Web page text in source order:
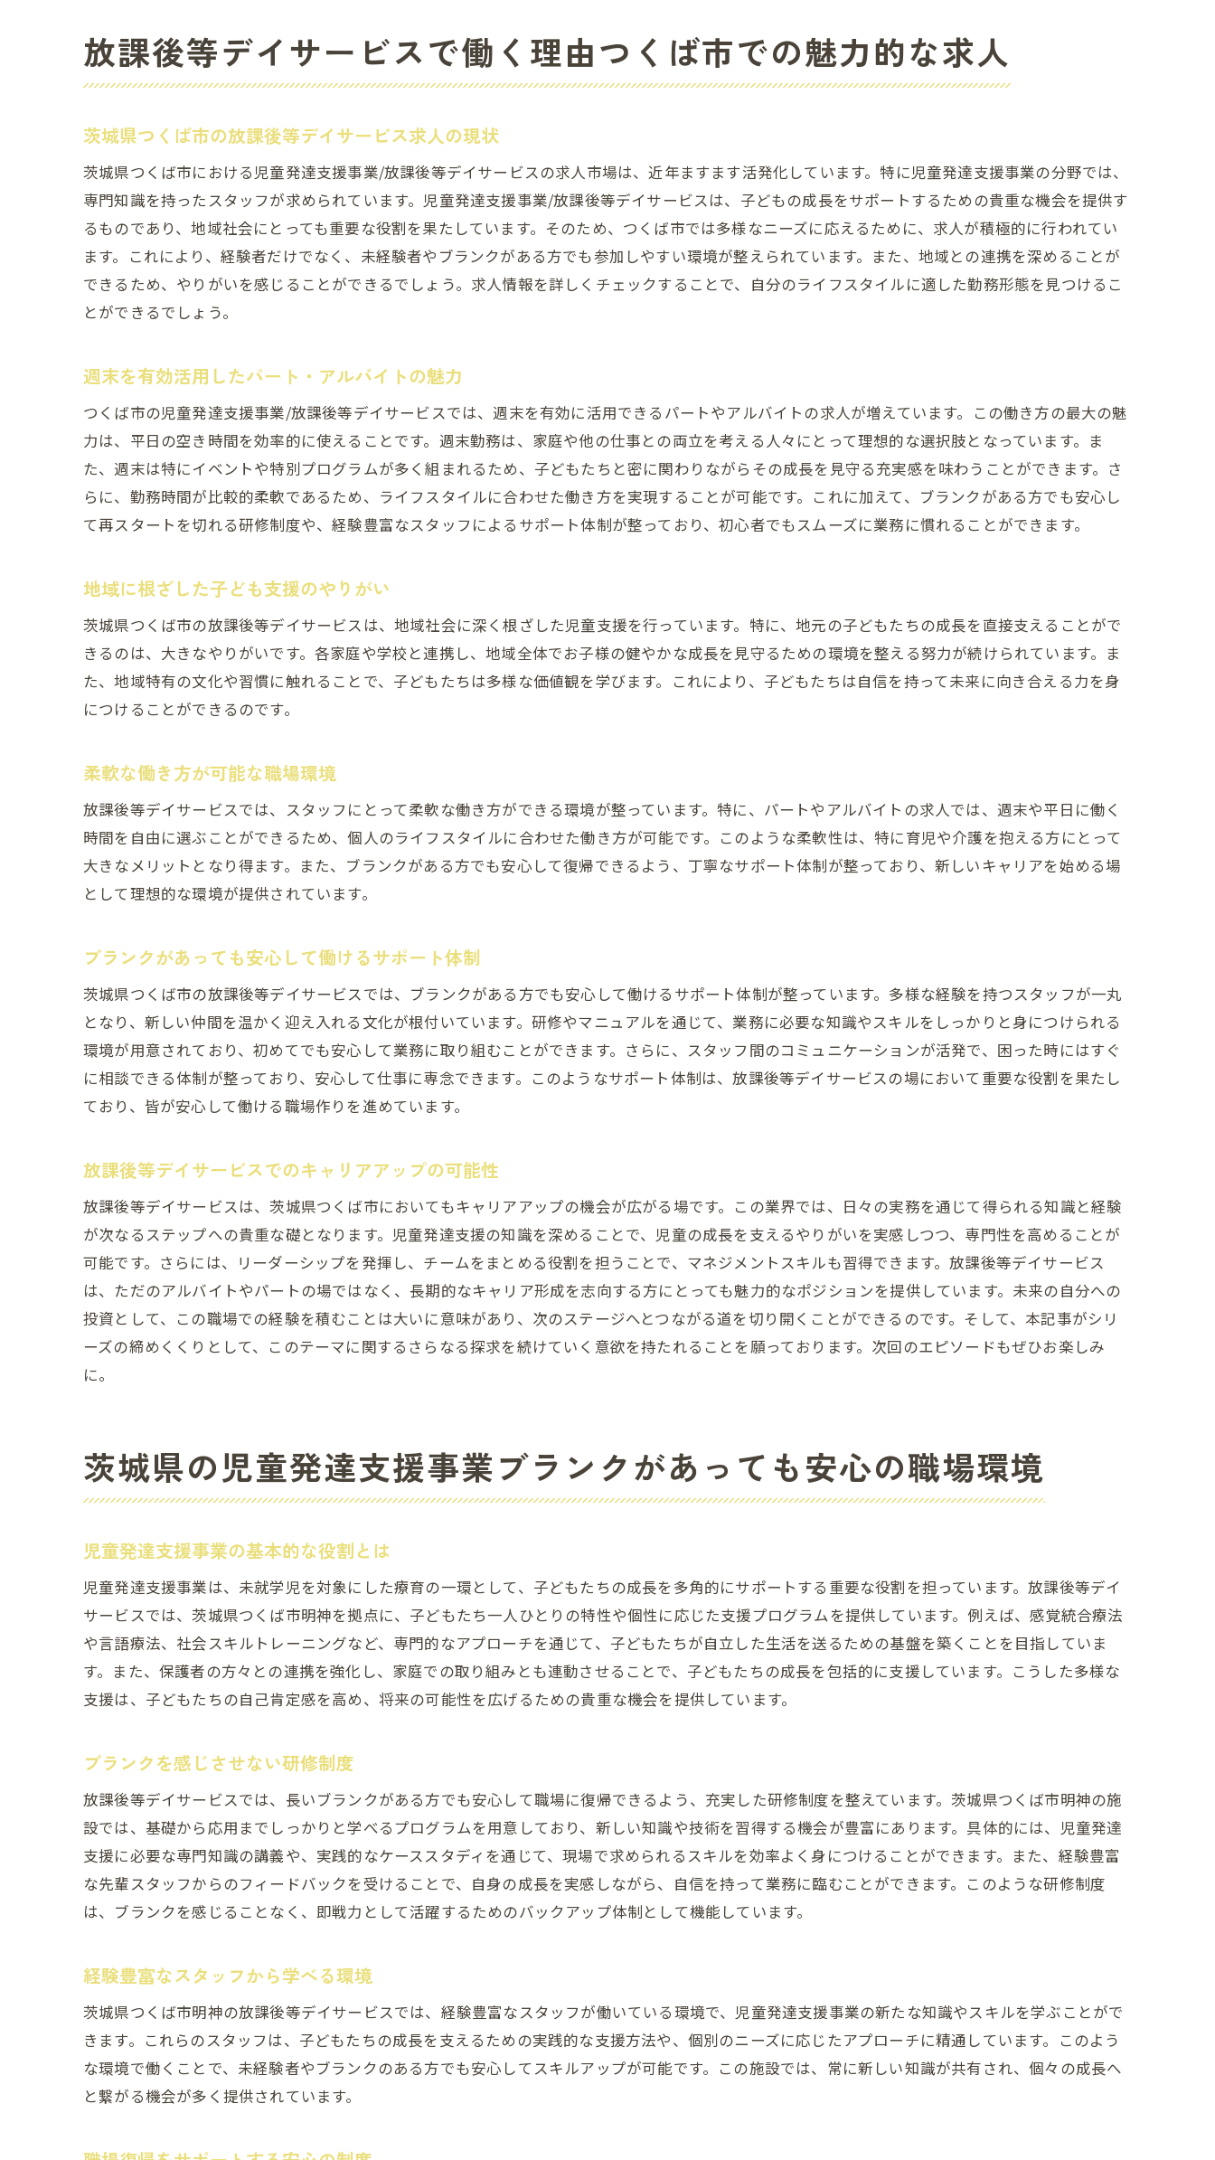
放課後等デイサービスでのキャリアアップの可能性
茨城県の児童発達支援事業ブランクがあっても安心の職場環境
ブランクを感じさせない研修制度
経験豊富なスタッフから学べる環境
職場復帰をサポートする安心の制度
子どもたちとの関わりが生む自己成長
家庭と両立できるワークライフバランス
平日勤務で叶える充実した毎日放課後等デイサービスの魅力
放課後時間帯の役割と重要性
ストレスフリーな職場環境の実現
多様なシフトで経験できる多面的な支援
子どもたちの成長を直に感じる喜び
経験豊富なスタッフと共に成長する喜びを感じる放課後等デイサービス
放課後等デイサービスにおけるチームワークの重要性
成長を促す職場研修と教育制度
支援活動を通じて見える社会貢献
保護者との信頼関係の構築方法
つくば市での地域活動の重要性
ブランクも安心！放課後等デイサービスでの柔軟な働き方
復職支援が充実した職場の選び方
ライフステージに合わせた働き方の提案
サポート体制が整った職場環境
多様な働き方でキャリアを築く方法
ブランク克服のためのサポート体制
茨城県つくば市での求人情報放課後等デイサービスのやりがいとは
放課後等デイサービスの求人情報の探し方
働く喜びを感じる支援活動の魅力
日常にやりがいを見出すための方法
子どもたちの成長が生む充実感
職場で育まれる感動的な瞬間
放課後等デイサービスでの経験を活かす
社会貢献につながる働き方の魅力
働くことで得られる人生の充実感
放課後等デイサービスで働く理由つくば市での魅力的な求人
茨城県つくば市の放課後等デイサービス求人の現状
茨城県つくば市における児童発達支援事業/放課後等デイサービスの求人市場は、近年ますます活発化しています。特に児童発達支援事業の分野では、
専門知識を持ったスタッフが求められています。児童発達支援事業/放課後等デイサービスは、子どもの成長をサポートするための貴重な機会を提供す
るものであり、地域社会にとっても重要な役割を果たしています。そのため、つくば市では多様なニーズに応えるために、求人が積極的に行われてい
ます。これにより、経験者だけでなく、未経験者やブランクがある方でも参加しやすい環境が整えられています。また、地域との連携を深めることが
できるため、やりがいを感じることができるでしょう。求人情報を詳しくチェックすることで、自分のライフスタイルに適した勤務形態を見つけるこ
とができるでしょう。
週末を有効活用したパート・アルバイトの魅力
つくば市の児童発達支援事業/放課後等デイサービスでは、週末を有効に活用できるパートやアルバイトの求人が増えています。この働き方の最大の魅
力は、平日の空き時間を効率的に使えることです。週末勤務は、家庭や他の仕事との両立を考える人々にとって理想的な選択肢となっています。ま
た、週末は特にイベントや特別プログラムが多く組まれるため、子どもたちと密に関わりながらその成長を見守る充実感を味わうことができます。さ
らに、勤務時間が比較的柔軟であるため、ライフスタイルに合わせた働き方を実現することが可能です。これに加えて、ブランクがある方でも安心し
て再スタートを切れる研修制度や、経験豊富なスタッフによるサポート体制が整っており、初心者でもスムーズに業務に慣れることができます。
地域に根ざした子ども支援のやりがい
茨城県つくば市の放課後等デイサービスは、地域社会に深く根ざした児童支援を行っています。特に、地元の子どもたちの成長を直接支えることがで
きるのは、大きなやりがいです。各家庭や学校と連携し、地域全体でお子様の健やかな成長を見守るための環境を整える努力が続けられています。ま
た、地域特有の文化や習慣に触れることで、子どもたちは多様な価値観を学びます。これにより、子どもたちは自信を持って未来に向き合える力を身
につけることができるのです。
柔軟な働き方が可能な職場環境
放課後等デイサービスでは、スタッフにとって柔軟な働き方ができる環境が整っています。特に、パートやアルバイトの求人では、週末や平日に働く
時間を自由に選ぶことができるため、個人のライフスタイルに合わせた働き方が可能です。このような柔軟性は、特に育児や介護を抱える方にとって
大きなメリットとなり得ます。また、ブランクがある方でも安心して復帰できるよう、丁寧なサポート体制が整っており、新しいキャリアを始める場
として理想的な環境が提供されています。
ブランクがあっても安心して働けるサポート体制
茨城県つくば市の放課後等デイサービスでは、ブランクがある方でも安心して働けるサポート体制が整っています。多様な経験を持つスタッフが一丸
となり、新しい仲間を温かく迎え入れる文化が根付いています。研修やマニュアルを通じて、業務に必要な知識やスキルをしっかりと身につけられる
環境が用意されており、初めてでも安心して業務に取り組むことができます。さらに、スタッフ間のコミュニケーションが活発で、困った時にはすぐ
に相談できる体制が整っており、安心して仕事に専念できます。このようなサポート体制は、放課後等デイサービスの場において重要な役割を果たし
ており、皆が安心して働ける職場作りを進めています。
放課後等デイサービスでのキャリアアップの可能性
放課後等デイサービスは、茨城県つくば市においてもキャリアアップの機会が広がる場です。この業界では、日々の実務を通じて得られる知識と経験
が次なるステップへの貴重な礎となります。児童発達支援の知識を深めることで、児童の成長を支えるやりがいを実感しつつ、専門性を高めることが
可能です。さらには、リーダーシップを発揮し、チームをまとめる役割を担うことで、マネジメントスキルも習得できます。放課後等デイサービス
は、ただのアルバイトやパートの場ではなく、長期的なキャリア形成を志向する方にとっても魅力的なポジションを提供しています。未来の自分への
投資として、この職場での経験を積むことは大いに意味があり、次のステージへとつながる道を切り開くことができるのです。そして、本記事がシリ
ーズの締めくくりとして、このテーマに関するさらなる探求を続けていく意欲を持たれることを願っております。次回のエピソードもぜひお楽しみ
に。
茨城県の児童発達支援事業ブランクがあっても安心の職場環境
児童発達支援事業の基本的な役割とは
児童発達支援事業は、未就学児を対象にした療育の一環として、子どもたちの成長を多角的にサポートする重要な役割を担っています。放課後等デイ
サービスでは、茨城県つくば市明神を拠点に、子どもたち一人ひとりの特性や個性に応じた支援プログラムを提供しています。例えば、感覚統合療法
や言語療法、社会スキルトレーニングなど、専門的なアプローチを通じて、子どもたちが自立した生活を送るための基盤を築くことを目指していま
す。また、保護者の方々との連携を強化し、家庭での取り組みとも連動させることで、子どもたちの成長を包括的に支援しています。こうした多様な
支援は、子どもたちの自己肯定感を高め、将来の可能性を広げるための貴重な機会を提供しています。
ブランクを感じさせない研修制度
放課後等デイサービスでは、長いブランクがある方でも安心して職場に復帰できるよう、充実した研修制度を整えています。茨城県つくば市明神の施
設では、基礎から応用までしっかりと学べるプログラムを用意しており、新しい知識や技術を習得する機会が豊富にあります。具体的には、児童発達
支援に必要な専門知識の講義や、実践的なケーススタディを通じて、現場で求められるスキルを効率よく身につけることができます。また、経験豊富
な先輩スタッフからのフィードバックを受けることで、自身の成長を実感しながら、自信を持って業務に臨むことができます。このような研修制度
は、ブランクを感じることなく、即戦力として活躍するためのバックアップ体制として機能しています。
経験豊富なスタッフから学べる環境
茨城県つくば市明神の放課後等デイサービスでは、経験豊富なスタッフが働いている環境で、児童発達支援事業の新たな知識やスキルを学ぶことがで
きます。これらのスタッフは、子どもたちの成長を支えるための実践的な支援方法や、個別のニーズに応じたアプローチに精通しています。このよう
な環境で働くことで、未経験者やブランクのある方でも安心してスキルアップが可能です。この施設では、常に新しい知識が共有され、個々の成長へ
と繋がる機会が多く提供されています。